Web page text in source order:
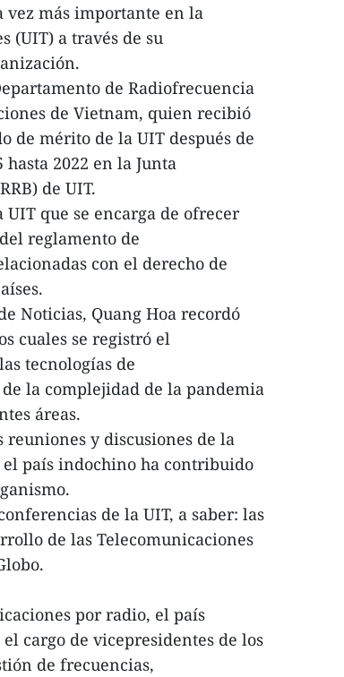
vez más importante en la
(UIT) a través de su
de Radiofrecuencia
de Vietnam, quien recibió
de mérito de la UIT después de
2022 en la Junta
de UIT.
que se encarga de ofrecer
reglamento de
con el derecho de
Noticias, Quang Hoa recordó
cuales se registró el
tecnologías de
la complejidad de la pandemia
áreas.
y discusiones de la
el país indochino ha contribuido
de la UIT, a saber: las
de las Telecomunicaciones
por radio, el país
cargo de vicepresidentes de los
de frecuencias,